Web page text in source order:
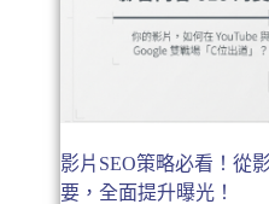
影片SEO策略必看！從
要，全面提升曝光！